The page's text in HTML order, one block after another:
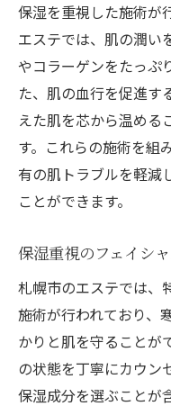
保湿を重視した施術が
エステでは、肌の潤い
やコラーゲンをたっぷ
た、肌の血行を促進す
えた肌を芯から温める
す。これらの施術を組
有の肌トラブルを軽減
ことができます。
保湿重視のフェイシ
札幌市のエステでは、
施術が行われており、
かりと肌を守ることが
の状態を丁寧にカウン
保湿成分を選ぶことが